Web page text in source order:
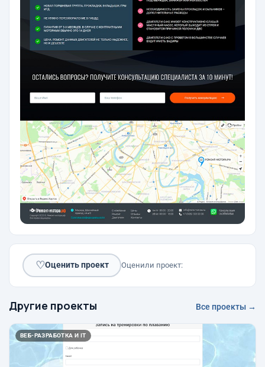
♡Оценить проект Оценили проект:
Другие проекты Все проекты →
ВЕБ-РАЗРАБОТКА И IT